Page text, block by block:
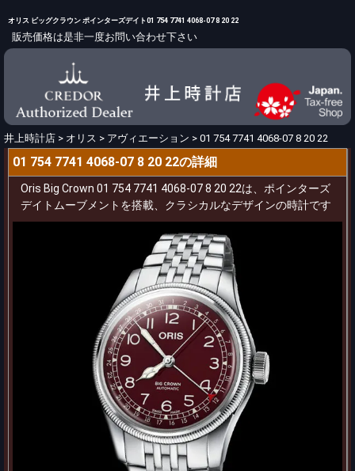
オリス ビッグクラウン ポインターズデイト01 754 7741 4068-07 8 20 22
販売価格は是非一度お問い合わせ下さい
井上時計店 > オリス > アヴィエーション > 01 754 7741 4068-07 8 20 22
01 754 7741 4068-07 8 20 22の詳細
Oris Big Crown 01 754 7741 4068-07 8 20 22は、ポインターズ
デイトムーブメントを搭載、クラシカルなデザインの時計です